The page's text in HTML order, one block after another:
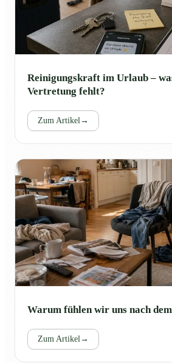
Reinigungskraft im Urlaub –
Vertretung fehlt?
Zum Artikel →
Warum fühlen wir uns nach
Zum Artikel →